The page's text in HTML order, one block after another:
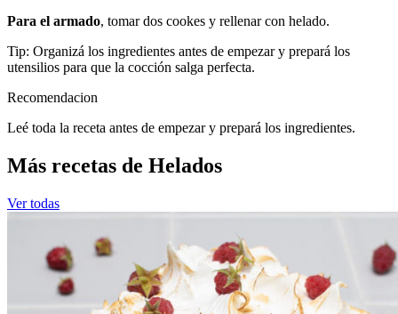
Para el armado, tomar dos cookes y rellenar con helado.
Tip: Organizá los ingredientes antes de empezar y prepará los
utensilios para que la cocción salga perfecta.
Recomendacion
Leé toda la receta antes de empezar y prepará los ingredientes.
Más recetas de Helados
Ver todas